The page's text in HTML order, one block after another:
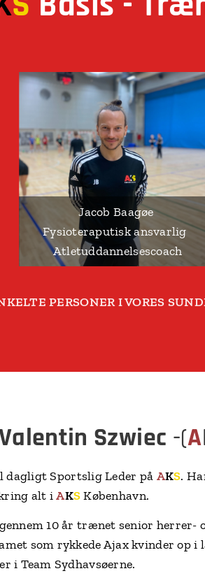
Jacob Baagøe
Fysioteraputisk ansvarlig
Atletuddannelsescoach
PERSONER I VORES
Szwiec -(A
dagligt Sportslig Leder på AKS.
alt iAKSKøbenhavn.
10 år trænet senior herrer-
som rykkede Ajax kvinder op i
i Team Sydhavsøerne.